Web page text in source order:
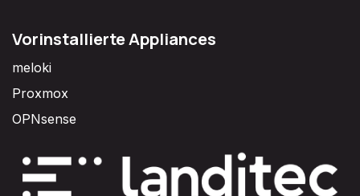
Vorinstallierte Appliances
meloki
Proxmox
OPNsense